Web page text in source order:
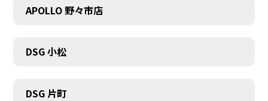
APOLLO 野々市店
DSG 小松
DSG 片町